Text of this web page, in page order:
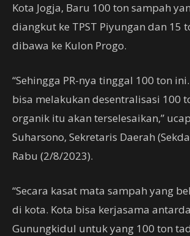
Kota Jogja, Baru 100 ton sampah
diangkut ke TPST Piyungan dan 15
dibawa ke Kulon Progo.
“Sehingga PR-nya tinggal 100 ton
bisa melakukan desentralisasi 100
organik itu akan terselesaikan,”
Suharsono, Sekretaris Daerah
Rabu (2/8/2023).
“Secara kasat mata sampah yang
di kota. Kota bisa kerjasama
Gunungkidul untuk yang 100 ton